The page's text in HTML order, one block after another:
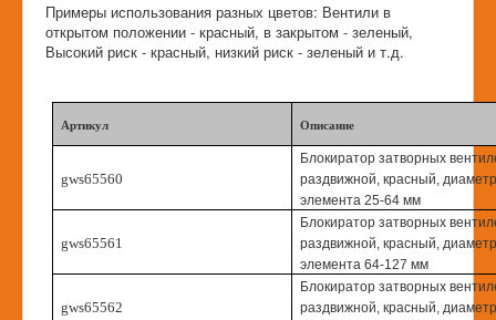
Примеры использования разных цветов: Вентили в
открытом положении - красный, в закрытом - зеленый,
Высокий риск - красный, низкий риск - зеленый и т.д.
Артикул Описание
gws65560
Блокиратор затворных
раздвижной, красный, диаметр
элемента 25-64 мм
gws65561
Блокиратор затворных
раздвижной, красный, диаметр
элемента 64-127 мм
gws65562
Блокиратор затворных
раздвижной, красный, диаметр